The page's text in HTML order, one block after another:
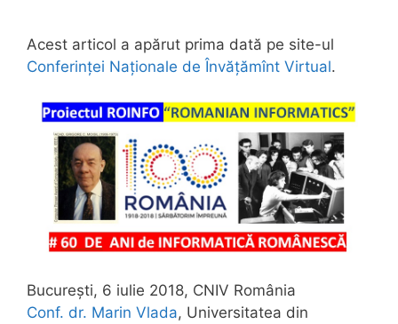
Acest articol a apărut prima dată pe site-ul
Conferinței Naționale de Învățămînt Virtual.
București, 6 iulie 2018, CNIV România
Conf. dr. Marin Vlada, Universitatea din